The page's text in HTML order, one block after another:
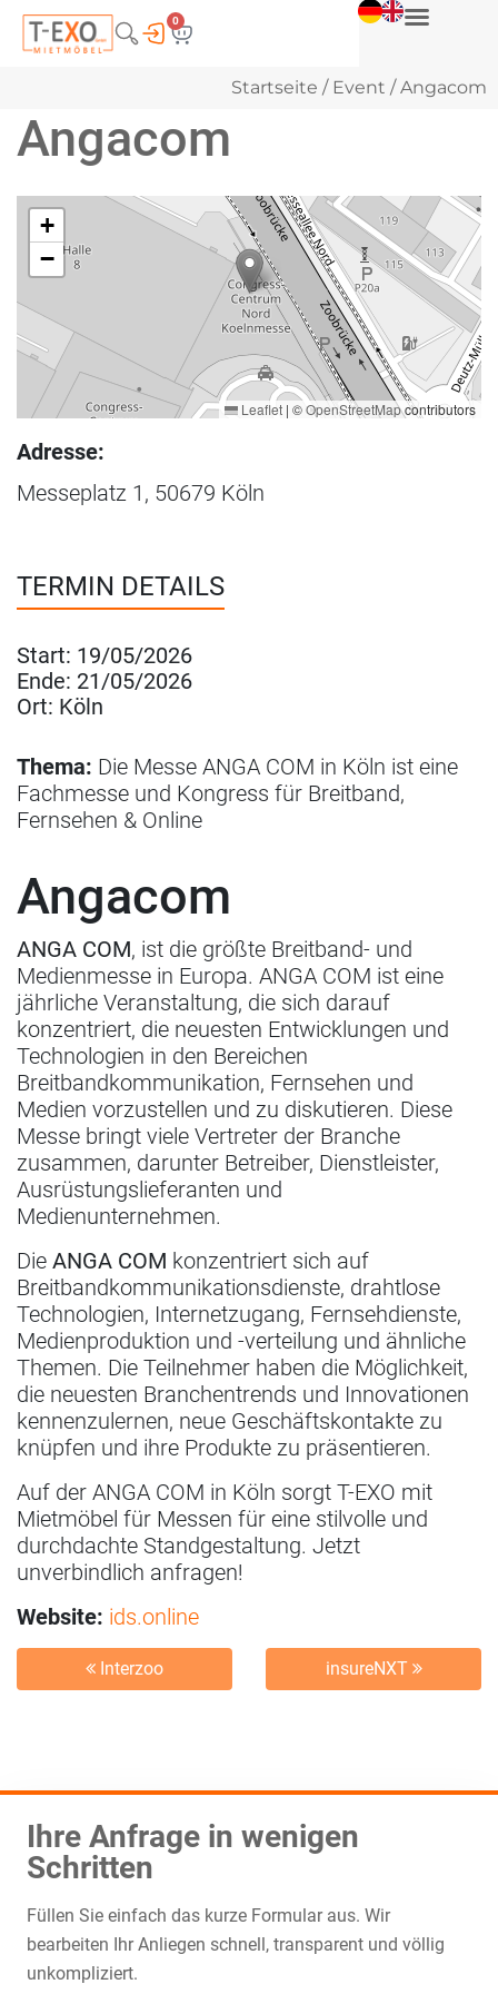
0
Startseite / Event / Angacom
Angacom
+
−
Leaflet | ©OpenStreetMapcontributors
Adresse:
Messeplatz 1, 50679 Köln
TERMIN DETAILS
Start: 19/05/2026
Ende: 21/05/2026
Ort: Köln
Thema: Die Messe ANGA COM in Köln ist eine
Fachmesse und Kongress für Breitband,
Fernsehen & Online
Angacom
ANGA COM, ist die größte Breitband- und
Medienmesse in Europa. ANGA COM ist eine
jährliche Veranstaltung, die sich darauf
konzentriert, die neuesten Entwicklungen und
Technologien in den Bereichen
Breitbandkommunikation, Fernsehen und
Medien vorzustellen und zu diskutieren. Diese
Messe bringt viele Vertreter der Branche
zusammen, darunter Betreiber, Dienstleister,
Ausrüstungslieferanten und
Medienunternehmen.
Die ANGA COM konzentriert sich auf
Breitbandkommunikationsdienste, drahtlose
Technologien, Internetzugang, Fernsehdienste,
Medienproduktion und -verteilung und ähnliche
Themen. Die Teilnehmer haben die Möglichkeit,
die neuesten Branchentrends und Innovationen
kennenzulernen, neue Geschäftskontakte zu
knüpfen und ihre Produkte zu präsentieren.
Auf der ANGA COM in Köln sorgt T-EXO mit
Mietmöbel für Messen für eine stilvolle und
durchdachte Standgestaltung. Jetzt
unverbindlich anfragen!
Website: ids.online
Interzoo insureNXT
Ihre Anfrage in wenigen
Schritten
Füllen Sie einfach das kurze Formular aus. Wir
bearbeiten Ihr Anliegen schnell, transparent und völlig
unkompliziert.